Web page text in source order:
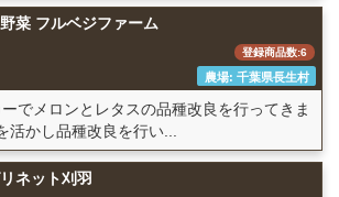
菜 フルベジファーム
登録商品数:6
農場: 千葉県長生村
でメロンとレタスの品種改良を行ってきま
活かし品種改良を行い...
ネット刈羽